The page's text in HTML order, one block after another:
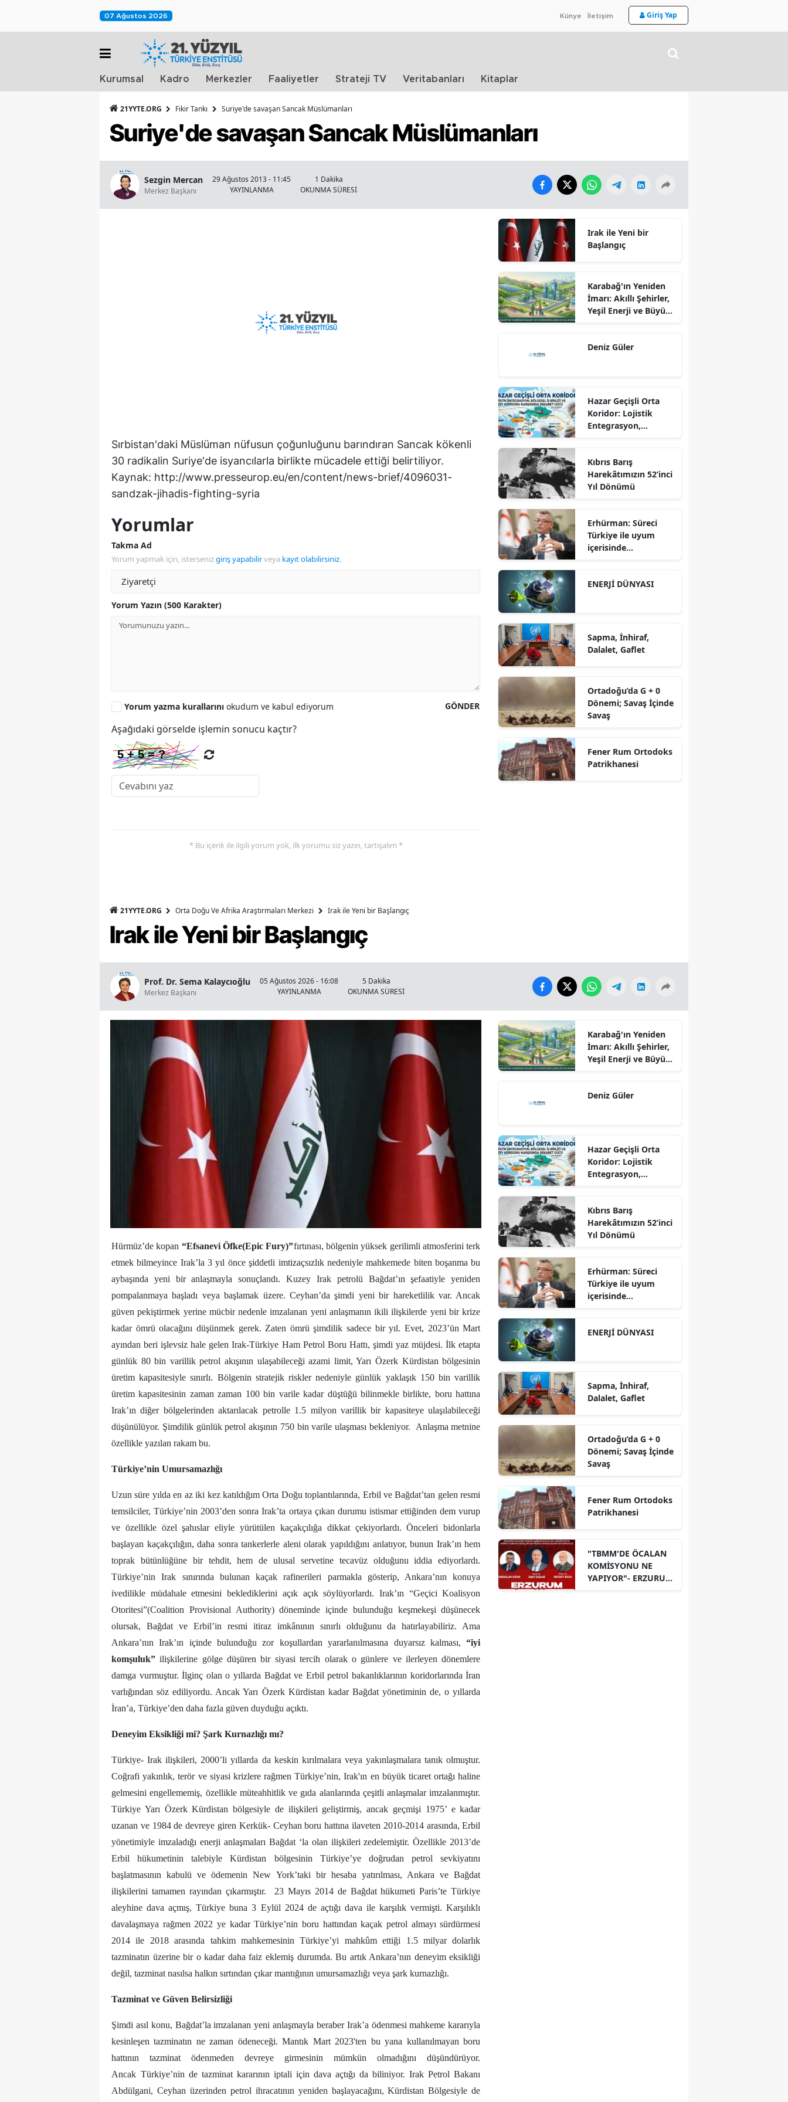
07 Ağustos 2026 Künye İletişim Giriş Yap
Kurumsal Kadro Merkezler Faaliyetler Strateji TV Veritabanları Kitaplar
21YYTE.ORG Fikir Tankı Suriye'de savaşan Sancak Müslümanları
Suriye'de savaşan Sancak Müslümanları
Sezgin Mercan
Merkez Başkanı
29 Ağustos 2013 - 11:45
YAYINLANMA
1 Dakika
OKUNMA SÜRESİ
Sırbistan'daki Müslüman nüfusun çoğunluğunu barındıran Sancak kökenli
30 radikalin Suriye'de isyancılarla birlikte mücadele ettiği belirtiliyor.
Kaynak: http://www.presseurop.eu/en/content/news-brief/4096031-
sandzak-jihadis-fighting-syria
Yorumlar
Takma Ad
Yorum yapmak için, istersenizgiriş yapabilirveya kayıt olabilirsiniz.
Yorum Yazın (500 Karakter)
GÖNDER
Yorum yazma kurallarını okudum ve kabul ediyorum
Aşağıdaki görselde işlemin sonucu kaçtır?
* Bu içerik ile ilgili yorum yok, ilk yorumu siz yazın, tartışalım *
Irak ile Yeni bir
Başlangıç
Karabağ'ın Yeniden
İmarı: Akıllı Şehirler,
Yeşil Enerji ve Büyük
Sürdürülebilir
Deniz Güler
Hazar Geçişli Orta
Koridor: Lojistik
Entegrasyon,
Karşısında Rekabet
Gücü
Kıbrıs Barış
Harekâtımızın 52’inci
Yıl Dönümü
Erhürman: Süreci
Türkiye ile uyum
içerisinde
ENERJİ DÜNYASI
Sapma, İnhiraf,
Dalalet, Gaflet
Ortadoğu’da G + 0
Dönemi; Savaş İçinde
Savaş
Fener Rum Ortodoks
Patrikhanesi
21YYTE.ORG Orta Doğu Ve Afrika Araştırmaları Merkezi Irak ile Yeni bir Başlangıç
Irak ile Yeni bir Başlangıç
Prof. Dr. Sema Kalaycıoğlu
Merkez Başkanı
05 Ağustos 2026 - 16:08
YAYINLANMA
5 Dakika
OKUNMA SÜRESİ
Hürmüz’de kopan “Efsanevi Öfke(Epic Fury)”fırtınası, bölgenin yüksek gerilimli atmosferini terk
etmek bilmeyince Irak’la 3 yıl önce şiddetli imtizaçsızlık nedeniyle mahkemede biten boşanma bu
aybaşında yeni bir anlaşmayla sonuçlandı. Kuzey Irak petrolü Bağdat’ın şefaatiyle yeniden
pompalanmaya başladı veya başlamak üzere. Ceyhan’da şimdi yeni bir hareketlilik var. Ancak
güven pekiştirmek yerine mücbir nedenle imzalanan yeni anlaşmanın ikili ilişkilerde yeni bir krize
kadar ömrü olacağını düşünmek gerek. Zaten ömrü şimdilik sadece bir yıl. Evet, 2023’ün Mart
ayından beri işlevsiz hale gelen Irak-Türkiye Ham Petrol Boru Hattı, şimdi yaz müjdesi. İlk etapta
günlük 80 bin varillik petrol akışının ulaşabileceği azami limit, Yarı Özerk Kürdistan bölgesinin
üretim kapasitesiyle sınırlı. Bölgenin stratejik riskler nedeniyle günlük yaklaşık 150 bin varillik
üretim kapasitesinin zaman zaman 100 bin varile kadar düştüğü bilinmekle birlikte, boru hattına
Irak’ın diğer bölgelerinden aktarılacak petrolle 1.5 milyon varillik bir kapasiteye ulaşılabileceği
düşünülüyor. Şimdilik günlük petrol akışının 750 bin varile ulaşması bekleniyor. Anlaşma metnine
özellikle yazılan rakam bu.
Türkiye’nin Umursamazlığı
Uzun süre yılda en az iki kez katıldığım Orta Doğu toplantılarında, Erbil ve Bağdat’tan gelen resmi
temsilciler, Türkiye’nin 2003’den sonra Irak’ta ortaya çıkan durumu istismar ettiğinden dem vurup
ve özellikle özel şahıslar eliyle yürütülen kaçakçılığa dikkat çekiyorlardı. Önceleri bidonlarla
başlayan kaçakçılığın, daha sonra tankerlerle aleni olarak yapıldığını anlatıyor, bunun Irak’ın hem
toprak bütünlüğüne bir tehdit, hem de ulusal servetine tecavüz olduğunu iddia ediyorlardı.
Türkiye’nin Irak sınırında bulunan kaçak rafinerileri parmakla gösterip, Ankara’nın konuya
ivedilikle müdahale etmesini beklediklerini açık açık söylüyorlardı. Irak’ın “Geçici Koalisyon
Otoritesi”(Coalition Provisional Authority) döneminde içinde bulunduğu keşmekeşi düşünecek
olursak, Bağdat ve Erbil’in resmi itiraz imkânının sınırlı olduğunu da hatırlayabiliriz. Ama
Ankara’nın Irak’ın içinde bulunduğu zor koşullardan yararlanılmasına duyarsız kalması,“iyi
komşuluk” ilişkilerine gölge düşüren bir siyasi tercih olarak o günlere ve ilerleyen dönemlere
damga vurmuştur. İlginç olan o yıllarda Bağdat ve Erbil petrol bakanlıklarının koridorlarında İran
varlığından söz ediliyordu. Ancak Yarı Özerk Kürdistan kadar Bağdat yönetiminin de, o yıllarda
İran’a, Türkiye’den daha fazla güven duyduğu açıktı.
Deneyim Eksikliği mi? Şark Kurnazlığı mı?
Türkiye- Irak ilişkileri, 2000’li yıllarda da keskin kırılmalara veya yakınlaşmalara tanık olmuştur.
Coğrafi yakınlık, terör ve siyasi krizlere rağmen Türkiye’nin, Irak'ın en büyük ticaret ortağı haline
gelmesini engellememiş, özellikle müteahhitlik ve gıda alanlarında çeşitli anlaşmalar imzalanmıştır.
Türkiye Yarı Özerk Kürdistan bölgesiyle de ilişkileri geliştirmiş, ancak geçmişi 1975’ e kadar
uzanan ve 1984 de devreye giren Kerkük- Ceyhan boru hattına ilaveten 2010-2014 arasında, Erbil
yönetimiyle imzaladığı enerji anlaşmaları Bağdat ‘la olan ilişkileri zedelemiştir. Özellikle 2013’de
Erbil hükumetinin talebiyle Kürdistan bölgesinin Türkiye’ye doğrudan petrol sevkiyatını
başlatmasının kabulü ve ödemenin New York’taki bir hesaba yatırılması, Ankara ve Bağdat
ilişkilerini tamamen rayından çıkarmıştır.
23 Mayıs 2014 de Bağdat hükumeti Paris’te Türkiye
aleyhine dava açmış, Türkiye buna 3 Eylül 2024 de açtığı dava ile karşılık vermişti. Karşılıklı
davalaşmaya rağmen 2022 ye kadar Türkiye’nin boru hattından kaçak petrol almayı sürdürmesi
2014 ile 2018 arasında tahkim mahkemesinin Türkiye’yi mahkûm ettiği 1.5 milyar dolarlık
tazminatın üzerine bir o kadar daha faiz eklemiş durumda. Bu artık Ankara’nın deneyim eksikliği
değil, tazminat nasılsa halkın sırtından çıkar mantığının umursamazlığı veya şark kurnazlığı.
Tazminat ve Güven Belirsizliği
Şimdi asıl konu, Bağdat’la imzalanan yeni anlaşmayla beraber Irak’a ödenmesi mahkeme kararıyla
kesinleşen tazminatın ne zaman ödeneceği. Mantık Mart 2023'ten bu yana kullanılmayan boru
hattının tazminat ödenmeden devreye girmesinin mümkün olmadığını düşündürüyor.
Ancak Türkiye’nin de tazminat kararının iptali için dava açtığı da biliniyor. Irak Petrol Bakanı
Abdülgani, Ceyhan üzerinden petrol ihracatının yeniden başlayacağını, Kürdistan Bölgesiyle de
Karabağ'ın Yeniden
İmarı: Akıllı Şehirler,
Yeşil Enerji ve Büyük
Sürdürülebilir
Deniz Güler
Hazar Geçişli Orta
Koridor: Lojistik
Entegrasyon,
Karşısında Rekabet
Gücü
Kıbrıs Barış
Harekâtımızın 52’inci
Yıl Dönümü
Erhürman: Süreci
Türkiye ile uyum
içerisinde
ENERJİ DÜNYASI
Sapma, İnhiraf,
Dalalet, Gaflet
Ortadoğu’da G + 0
Dönemi; Savaş İçinde
Savaş
Fener Rum Ortodoks
Patrikhanesi
"TBMM'DE ÖCALAN
KOMİSYONU NE
YAPIYOR"- ERZURUM